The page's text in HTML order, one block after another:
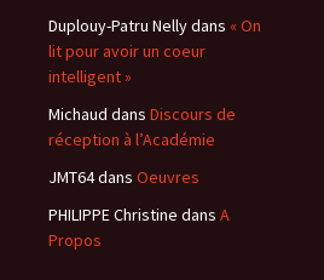
Duplouy-Patru Nellydans « On
lit pour avoir un coeur
intelligent »
Michaud dans Discours de
réception à l’Académie
JMT64dans Oeuvres
PHILIPPE Christine dans A
Propos